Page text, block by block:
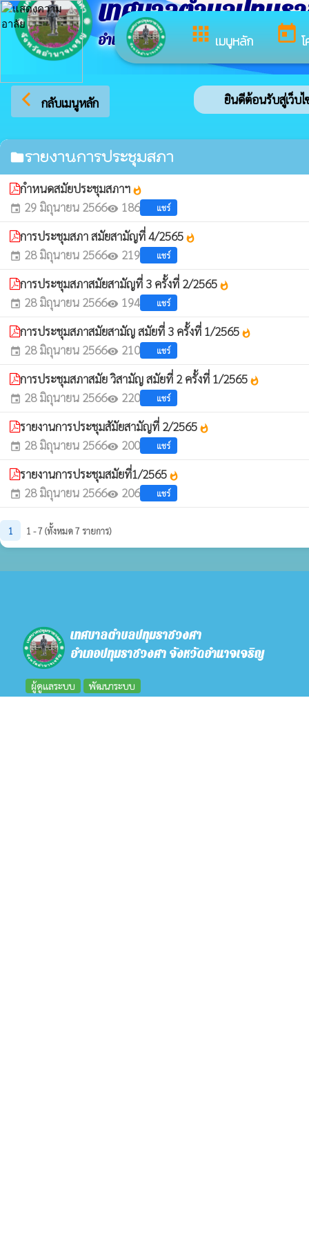
apps เมนูหลัก today
เทศบาลตำบลปทุมร
อำเภอปทุมราชวงศา จังหวัดอำนาจเจริญ
arrow_back_ios กลับเมนูหลัก ยินดีต้อนรับสู่เว็บไ
folderรายงานการประชุมสภา
กำหนดสมัยประชุมสภาฯ whatshot
event 29 มิถุนายน 2566visibility 186 แชร์
การประชุมสภา สมัยสามัญที่ 4/2565 whatshot
event 28 มิถุนายน 2566visibility 219 แชร์
การประชุมสภาสมัยสามัญที่ 3 ครั้งที่ 2/2565 whatshot
event 28 มิถุนายน 2566visibility 194 แชร์
การประชุมสภาสมัยสามัญ สมัยที่ 3 ครั้งที่ 1/2565 whatshot
event 28 มิถุนายน 2566visibility 210 แชร์
การประชุมสภาสมัย วิสามัญ สมัยที่ 2 ครั้งที่ 1/2565 whatshot
event 28 มิถุนายน 2566visibility 220 แชร์
รายงานการประชุมสัมัยสามัญที่ 2/2565 whatshot
event 28 มิถุนายน 2566visibility 200 แชร์
รายงานการประชุมสมัยที่1/2565 whatshot
event 28 มิถุนายน 2566visibility 206 แชร์
1 1 - 7 (ทั้งหมด 7 รายการ)
เทศบาลตำบลปทุมราชวงศา
อำเภอปทุมราชวงศา จังหวัดอำนาจเจริญ
ผู้ดูแลระบบ พัฒนาระบบ